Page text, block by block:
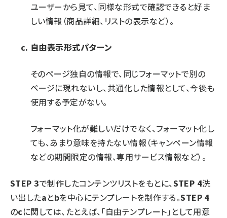
ユーザーから見て、同様な形式で確認できると好ま
しい情報（商品詳細、リストの表示など）。
自由表示形式パターン
そのページ独自の情報で、同じフォーマットで別の
ページに現れないし、共通化した情報として、今後も
使用する予定がない。
フォーマット化が難しいだけでなく、フォーマット化し
ても、あまり意味を持たない情報（キャンペーン情報
などの期間限定の情報、専用サービス情報など）。
STEP 3で制作したコンテンツリストをもとに、STEP 4洗
い出したaとbを中心にテンプレートを制作する。STEP 4
のcに関しては、たとえば、「自由テンプレート」として用意